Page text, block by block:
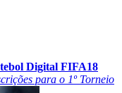
Digital FIFA18
para o 1º Torneio